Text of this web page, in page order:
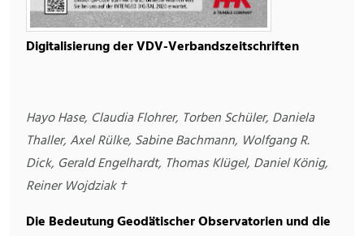
Digitalisierung der VDV-Verbandszeitschriften
Hayo Hase, Claudia Flohrer, Torben Schüler, Daniela
Thaller, Axel Rülke, Sabine Bachmann, Wolfgang R.
Dick, Gerald Engelhardt, Thomas Klügel, Daniel König,
Reiner Wojdziak †
Die Bedeutung Geodätischer Observatorien und die